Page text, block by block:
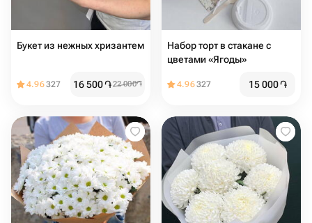
Букет из нежных хризантем
4.96327 16 500֏22 000֏
Набор торт в стакане с
цветами «Ягоды»
4.96327 15 000֏